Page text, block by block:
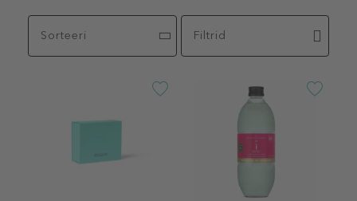
Sorteeri Filtrid